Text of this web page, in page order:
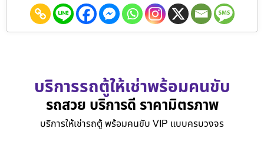
บริการรถตู้ให้เช่าพร้อมคนขับ
รถสวย บริการดี ราคามิตรภาพ
บริการให้เช่ารถตู้ พร้อมคนขับ VIP แบบครบวงจร